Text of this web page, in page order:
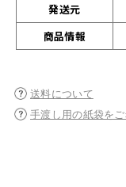
発送元
商品情報
送料について
手渡し用の紙袋を